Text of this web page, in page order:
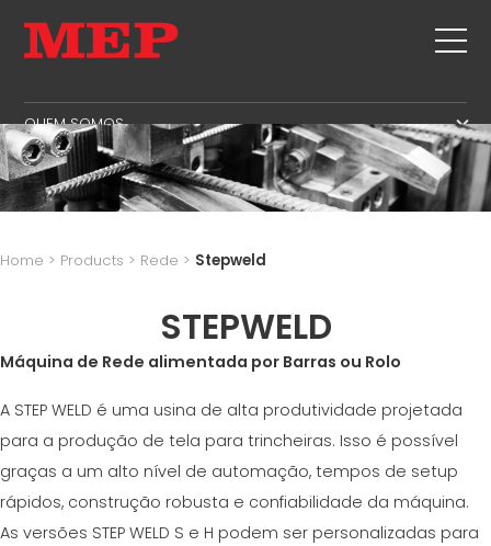
QUEM SOMOS
QUEM SOMOS
SUSTAINABILITY
SERVICE
PRODUTOS
ENDIREITAMENTO
CORTE NA MEDIDA CERTA
ESTACAS/GAIOLAS
TRELIÇA
REDE
CERTIFICADO SEGUNDA MÃO MEP GRUPO
MBS
H.R. DEVELOPMENT
TECHNOLOGY
SUPPLY CHAIN
WORKPLACE SAFETY
EFFECTIVE COMMUNICATION
TRABALHA CONOSCO
MEP IN THE WORLD
SALES NETWORK
Home > Products > Rede > Stepweld
STEPWELD
Máquina de Rede alimentada por Barras ou Rolo
A STEP WELD é uma usina de alta produtividade projetada
para a produção de tela para trincheiras. Isso é possível
graças a um alto nível de automação, tempos de setup
rápidos, construção robusta e confiabilidade da máquina.
As versões STEP WELD S e H podem ser personalizadas para